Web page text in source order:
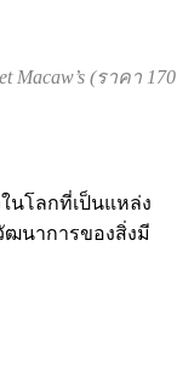
(ราคา 170
นโลกที่เป็นแหล่ง
วัฒนาการของสิ่งมี